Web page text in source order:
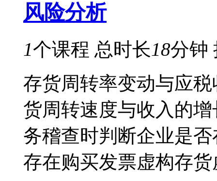
风险分析
1个课程 总时长18分钟
存货周转率变动与应
货周转速度与收入的
务稽查时判断企业是
存在购买发票虚构存